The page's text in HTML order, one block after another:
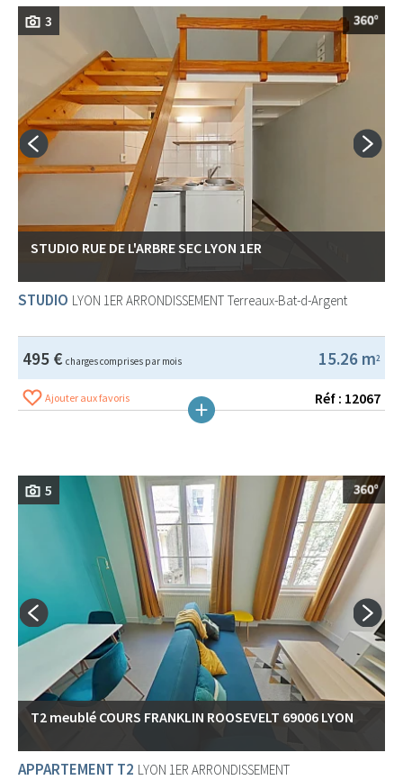
3
STUDIO RUE DE L'ARBRE SEC LYON 1ER
STUDIO LYON 1ER ARRONDISSEMENT Terreaux-Bat-d-Argent
15.26 m2
495 € charges comprises par mois
Ajouter aux favoris Réf : 12067
5
T2 meublé COURS FRANKLIN ROOSEVELT 69006 LYON
APPARTEMENT T2 LYON 1ER ARRONDISSEMENT